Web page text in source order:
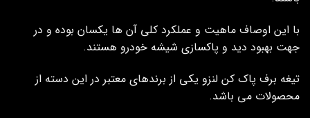
با این اوصاف ماهیت و عملکرد کلی آن ها یکسان بوده و در
جهت بهبود دید و پاکسازی شیشه خودرو هستند.
تیغه برف پاک کن لنزو یکی از برندهای معتبر در این دسته از
محصولات می باشد.